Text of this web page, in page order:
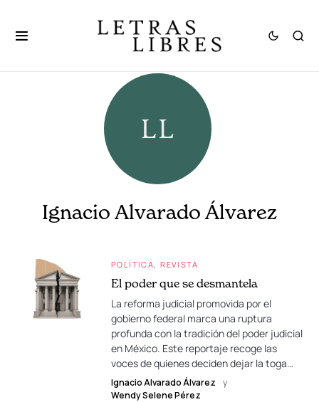
Ignacio Alvarado Álvarez
POLÍTICA REVISTA
El poder que se desmantela
La reforma judicial promovida por el
gobierno federal marca una ruptura
profunda con la tradición del poder judicial
en México. Este reportaje recoge las
voces de quienes deciden dejar la toga…
Ignacio Alvarado Álvarez
y
Wendy Selene Pérez